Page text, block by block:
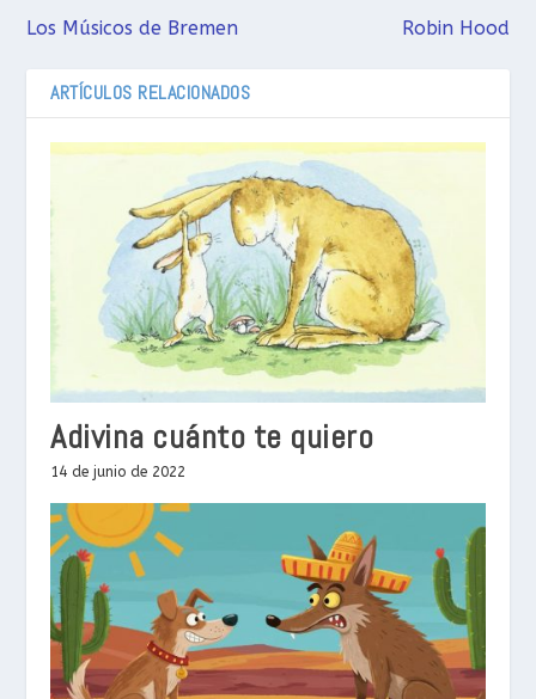
Los Músicos de Bremen Robin Hood
ARTÍCULOS RELACIONADOS
Adivina cuánto te quiero
14 de junio de 2022